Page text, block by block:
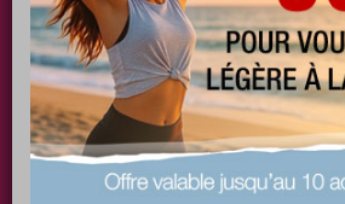
PLUS
EFFICACE
PLUS
SANTÉ